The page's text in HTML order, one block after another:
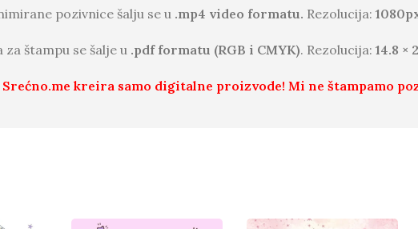
pozivnice šalju se u .mp4 video formatu. Rezolucija:
za štampu se šalje u .pdf formatu (RGB i CMYK). Rezolucija: 14.8 ×
Srećno.me kreira samo digitalne proizvode! Mi ne štampamo